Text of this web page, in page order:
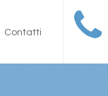
Contatti